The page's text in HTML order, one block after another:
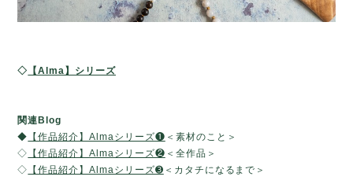
◇ 【Alma】シリーズ
関連Blog
◆ 【作品紹介】Almaシリーズ❶ ＜素材のこと＞
◇ 【作品紹介】Almaシリーズ❷ ＜全作品＞
◇ 【作品紹介】Almaシリーズ➌ ＜カタチになるまで＞